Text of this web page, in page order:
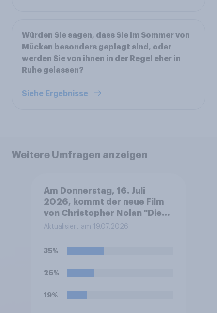
Würden Sie sagen, dass Sie im Sommer von
Mücken besonders geplagt sind, oder
werden Sie von ihnen in der Regel eher in
Ruhe gelassen?
Siehe Ergebnisse
Weitere Umfragen anzeigen
Am Donnerstag, 16. Juli
2026, kommt der neue Film
von Christopher Nolan "Die
Odyssee" in die deutschen
Schauspielern Matt Damon,
Anne Hathaway und Tom
Holland. Haben Sie vor, den
Aktualisiert am 19.07.2026
35%
26%
19%